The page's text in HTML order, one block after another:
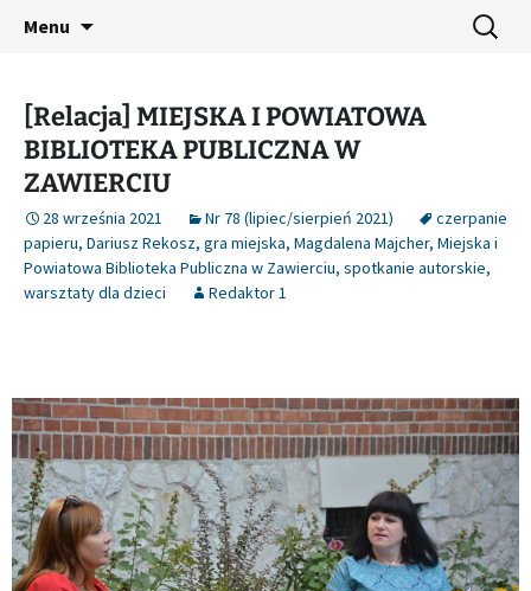
Śląski Pegaz
Platforma inicjatyw bibliotecznych
Menu Szukaj:
[Relacja] MIEJSKA I POWIATOWA
BIBLIOTEKA PUBLICZNA W
ZAWIERCIU
28 września 2021 Nr 78 (lipiec/sierpień 2021)
czerpanie
papieru, Dariusz Rekosz, gra miejska, Magdalena Majcher, Miejska i
Powiatowa Biblioteka Publiczna w Zawierciu, spotkanie autorskie,
warsztaty dla dzieci
Redaktor 1